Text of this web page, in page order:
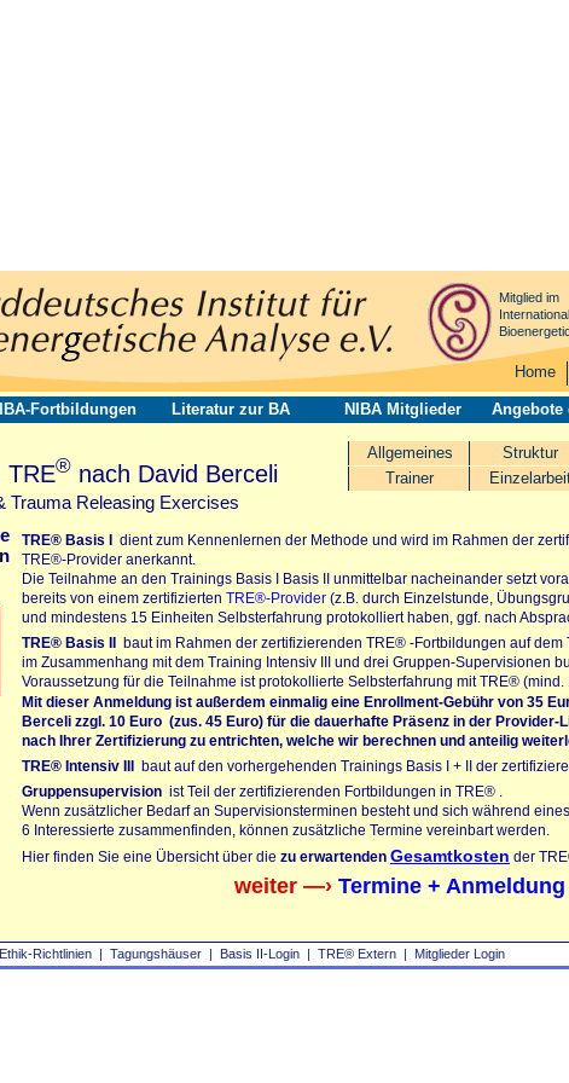
Ethik-Richtlinien | Tagungshäuser | Basis II‑Login | TRE® Extern | Mitglieder Login
Mitglied im
Home
Fortbildungen Literatur zur BA NIBA Mitglieder Angebote
TRE® nach David Berceli
Trauma Releasing Exercises
Allgemeines Struktur
Trainer
TRE® Basis I dient zum Kennenlernen der Methode und wird im Rahmen der
TRE®-Provider anerkannt.
Die Teilnahme an den Trainings Basis I Basis II unmittelbar nacheinander setzt
bereits von einem zertifizierten TRE®-Provider (z.B. durch Einzelstunde,
und mindestens 15 Einheiten Selbsterfahrung protokolliert haben, ggf. nach
TRE® Basis II
baut im Rahmen der zertifizierenden TRE® -Fortbildungen auf dem
im Zusammenhang mit dem Training Intensiv III und drei Gruppen-Supervisionen
Voraussetzung für die Teilnahme ist protokollierte Selbsterfahrung mit TRE® (mind.
Mit dieser Anmeldung ist außerdem einmalig eine Enrollment-Gebühr von 35
Berceli zzgl. 10 Euro (zus. 45 Euro) für die dauerhafte Präsenz in der Provider-
nach Ihrer Zertifizierung zu entrichten, welche wir berechnen und anteilig
TRE® Intensiv III baut auf den vorhergehenden Trainings Basis I + II der
Gruppensupervision ist Teil der zertifizierenden Fortbildungen in TRE® .
Wenn zusätzlicher Bedarf an Supervisionsterminen besteht und sich während
6 Interessierte zusammenfinden, können zusätzliche Termine vereinbart werden.
Hier finden Sie eine Übersicht über die zu erwartenden Gesamtkosten der
weiter —› Termine + Anmeldung